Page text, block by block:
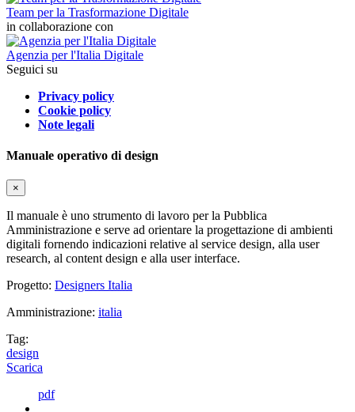
Team per la Trasformazione Digitale
in collaborazione con
Agenzia per l'Italia Digitale
Seguici su
Privacy policy
Cookie policy
Note legali
Manuale operativo di design
×
Il manuale è uno strumento di lavoro per la Pubblica
Amministrazione e serve ad orientare la progettazione di ambienti
digitali fornendo indicazioni relative al service design, alla user
research, al content design e alla user interface.
Progetto: Designers Italia
Amministrazione: italia
Tag:
design
Scarica
pdf